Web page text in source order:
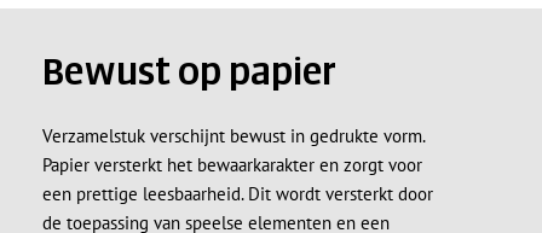
Bewust op papier
Verzamelstuk verschijnt bewust in gedrukte vorm.
Papier versterkt het bewaarkarakter en zorgt voor
een prettige leesbaarheid. Dit wordt versterkt door
de toepassing van speelse elementen en een